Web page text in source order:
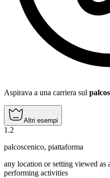
Aspirava a una carriera sul
Altri esempi
1 .2
palcoscenico, piattaforma
any location or setting viewed
performing activities